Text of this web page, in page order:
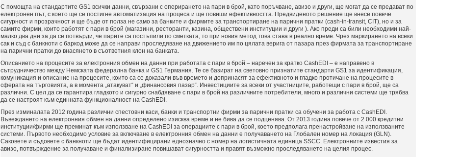
С помощта на стандартите GS1 всички данни, свързани с оперирането на пари в брой, като поръчване, авизо и други, ще могат да се предават по
електронен път, с което ще се постигне автоматизация на процеса и ще повиши ефективността. Предвиденото решение ще внесе повече
сигурност и прозрачност и ще бъде от полза не само за банките и фирмите за транспортиране на парични пратки (cash-in-transit, CIT), но и за
самите фирми, които работят с пари в брой (магазини, ресторанти, казина, обществени институции и други ). Ако преди са били необходими най-
малко два дни за да се потвърди, че парите са постъпили по сметката, то при новия метод това става в реално време. Чрез маркирането на всеки
сак и съд с банкноти с баркод може да се направи проследяване на движението им по цялата верига от пазара през фирмата за транспортиране
на парични пратки до внасянето в съответния клон на банката.
Описанието на процесите за електронния обмен на данни при работата с пари в брой – наречен за кратко CashЕDI – e направено в
сътрудничество между Немската федерална банка и GS1 Германия. Те се базират на световно признатите стандарти GS1 за идентификация,
комуникация и описание на процесите, които са се доказали във времето и допринасят за ефективното и гладко протичане на процесите в
сферата на търговията, а в момента „атакуват“ и „финансовия пазар“. Инвестициите за всеки от участниците, работещи с пари в брой, ще са
различни. С цел да се гарантира гладкото и сигурно снабдяване с пари в брой на различните потребители, много и различни системи ще трябва
да се настроят към единната функционалност на CashEDI.
През изминалата 2012 година различни спестовни каси, банки и транспортни фирми за парични пратки са обучени за работа с CashEDI.
Въвеждането на електронния обмен на данни определено изисква време и не бива да се подценява. От 2013 година повече от 2 000 кредитни
институции/фирми ще преминат към използване на CashEDI за операциите с пари в брой, което предполага пренастройване на използваните
системи. Първото необходимо условие за включване в електронния обмен на данни е получаването на Глобален номер на локация (GLN).
Саковете и съдовете с банкноти ще бъдат идентифицирани еднозначно с номер на логистичната единица SSCC. Електронните известия за
авизо, потвърждение за получаване и финализиране повишават сигурността и правят възможно проследяването на целия процес.